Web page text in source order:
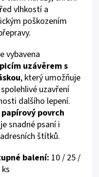
vlhkostí a
poškozením
vybavena
uzávěrem s
, který umožňuje
uzavření
dalšího lepení.
povrch
snadné psaní i
štítků.
balení: 10 / 25 /